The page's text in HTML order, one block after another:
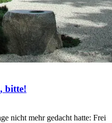
bitte!
nicht mehr gedacht hatte: Frei